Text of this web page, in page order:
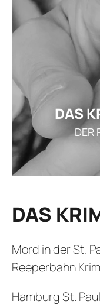
DAS
DER
DAS
Mord in der St.
Reeperbahn
Hamburg St.